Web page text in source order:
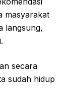
masyarakat
langsung,
secara
sudah hidup